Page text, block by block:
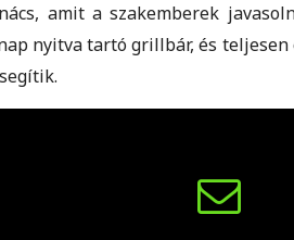
amit a szakemberek
nyitva tartó grillbár, és teljesen